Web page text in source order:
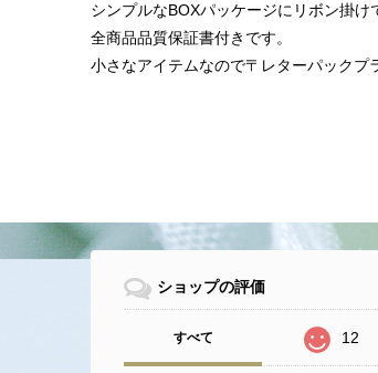
シンプルなBOXパッケージにリボン掛け
全商品品質保証書付きです。
小さなアイテムなので〒レターパックプ
ショップの評価
すべて 12